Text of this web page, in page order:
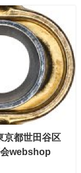
都世田谷区
webshop